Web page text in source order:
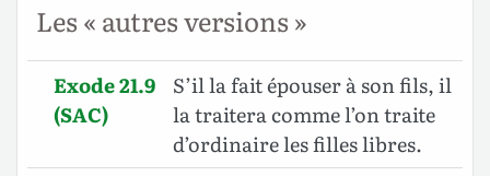
Les « autres versions »
Exode 21.9
(SAC)
S’il la fait épouser à son fils, il
la traitera comme l’on traite
d’ordinaire les filles libres.